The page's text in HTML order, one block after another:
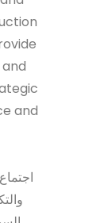
and